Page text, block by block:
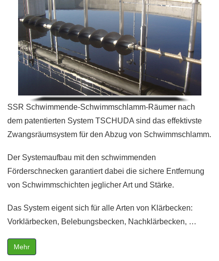
SSR Schwimmende-Schwimmschlamm-Räumer nach
dem patentierten System TSCHUDA sind das effektivste
Zwangsräumsystem für den Abzug von Schwimmschlamm.
Der Systemaufbau mit den schwimmenden
Förderschnecken garantiert dabei die sichere Entfernung
von Schwimmschichten jeglicher Art und Stärke.
Das System eigent sich für alle Arten von Klärbecken:
Vorklärbecken, Belebungsbecken, Nachklärbecken, …
Mehr